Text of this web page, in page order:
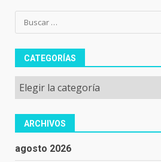
Buscar:
CATEGORÍAS
Categorías
ARCHIVOS
agosto 2026